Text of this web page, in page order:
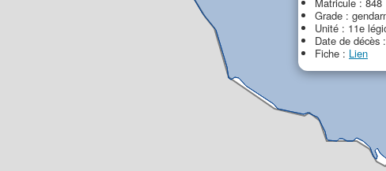
Grade :
Unité : 11e
Date de décès
Fiche : Lien